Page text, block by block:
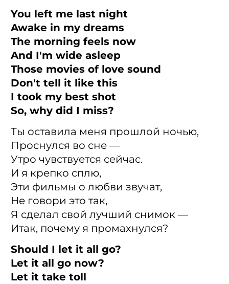
You left me last night
Awake in my dreams
The morning feels now
And I'm wide asleep
Those movies of love sound
Don't tell it like this
I took my best shot
So, why did I miss?
Ты оставила меня прошлой ночью,
Проснулся во сне —
Утро чувствуется сейчас.
И я крепко сплю,
Эти фильмы о любви звучат,
Не говори это так,
Я сделал свой лучший снимок —
Итак, почему я промахнулся?
Should I let it all go?
Let it all go now?
Let it take toll